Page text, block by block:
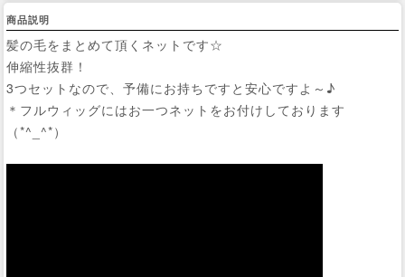
商品説明
髪の毛をまとめて頂くネットです☆
伸縮性抜群！
3つセットなので、予備にお持ちですと安心ですよ～♪
＊フルウィッグにはお一つネットをお付けしております
（*^_^*）